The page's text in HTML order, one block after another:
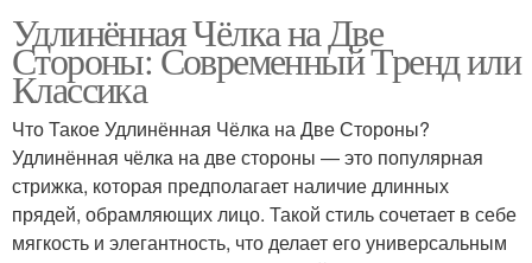
Удлинённая Чёлка на Две
Стороны: Современный Тренд или
Классика
Что Такое Удлинённая Чёлка на Две Стороны?
Удлинённая чёлка на две стороны — это популярная
стрижка, которая предполагает наличие длинных
прядей, обрамляющих лицо. Такой стиль сочетает в себе
мягкость и элегантность, что делает его универсальным